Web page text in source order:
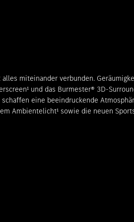
alles miteinander verbunden.
und das Burmester® 3D-
eine beeindruckende
Ambientelicht¹ sowie die neuen